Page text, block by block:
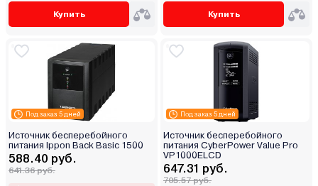
Купить Купить
Под заказ 5 дней
Источник бесперебойного
питания Ippon Back Basic 1500
588.40 руб.
641.36 руб.
Под заказ 5 дней
Источник бесперебойного
питания CyberPower Value Pro
VP1000ELCD
647.31 руб.
705.57 руб.